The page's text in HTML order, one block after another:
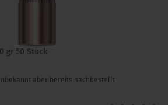
gr 50 Stück
aber bereits nachbestellt